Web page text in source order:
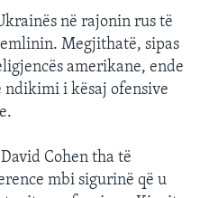
në rajonin rus të
Megjithatë, sipas
amerikane, ende
i kësaj ofensive
Cohen tha të
mbi sigurinë që u